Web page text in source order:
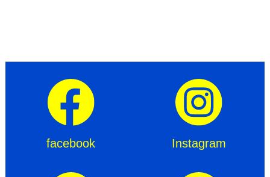
facebook Instagram